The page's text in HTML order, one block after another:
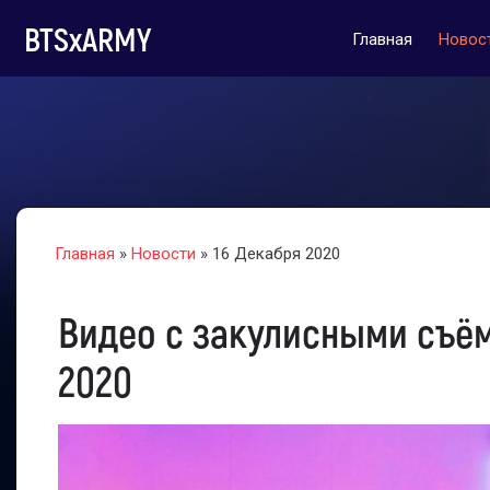
BTSxARMY Главная
Главная » Новости » 16 Декабря 2020
Видео с закулисными
2020